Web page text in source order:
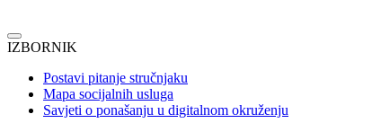
IZBORNIK
Postavi pitanje stručnjaku
Mapa socijalnih usluga
Savjeti o ponašanju u digitalnom okruženju